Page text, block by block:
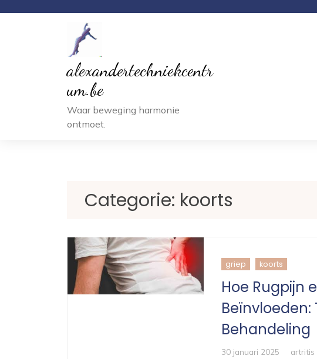
alexandertechniekcentr
um.be
Waar beweging harmonie
ontmoet.
Categorie: koorts
griep koorts
Hoe Rugpijn
Beïnvloeden:
Behandeling
30 januari 2025 artritis